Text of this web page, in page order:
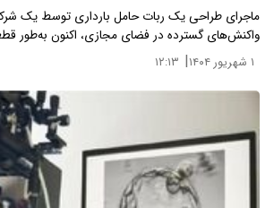
ماجرای طراحی یک ربات حامل بارداری توسط یک
واکنش‌های گسترده در فضای مجازی، اکنون به‌طور
۱ شهریور ۱۴۰۴ | ۱۲:۱۳